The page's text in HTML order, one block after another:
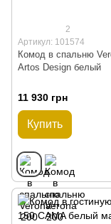
2
Артикул: 101574
Комод в спальню
Artos Design белый
11 930 грн
Купить